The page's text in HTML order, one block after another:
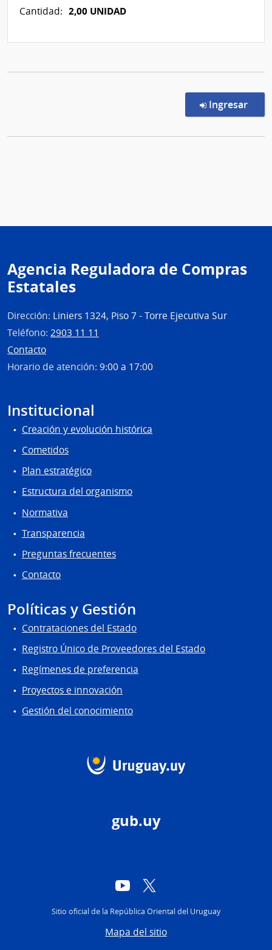
Cantidad: 2,00 UNIDAD
Ingresar
Agencia Reguladora de Compras
Estatales
Dirección: Liniers 1324, Piso 7 - Torre Ejecutiva Sur
Teléfono: 2903 11 11
Contacto
Horario de atención: 9:00 a 17:00
Institucional
Creación y evolución histórica
Cometidos
Plan estratégico
Estructura del organismo
Normativa
Transparencia
Preguntas frecuentes
Contacto
Políticas y Gestión
Contrataciones del Estado
Registro Único de Proveedores del Estado
Regímenes de preferencia
Proyectos e innovación
Gestión del conocimiento
gub.uy
YouTube
Sitio oficial de la República Oriental del Uruguay
Mapa del sitio